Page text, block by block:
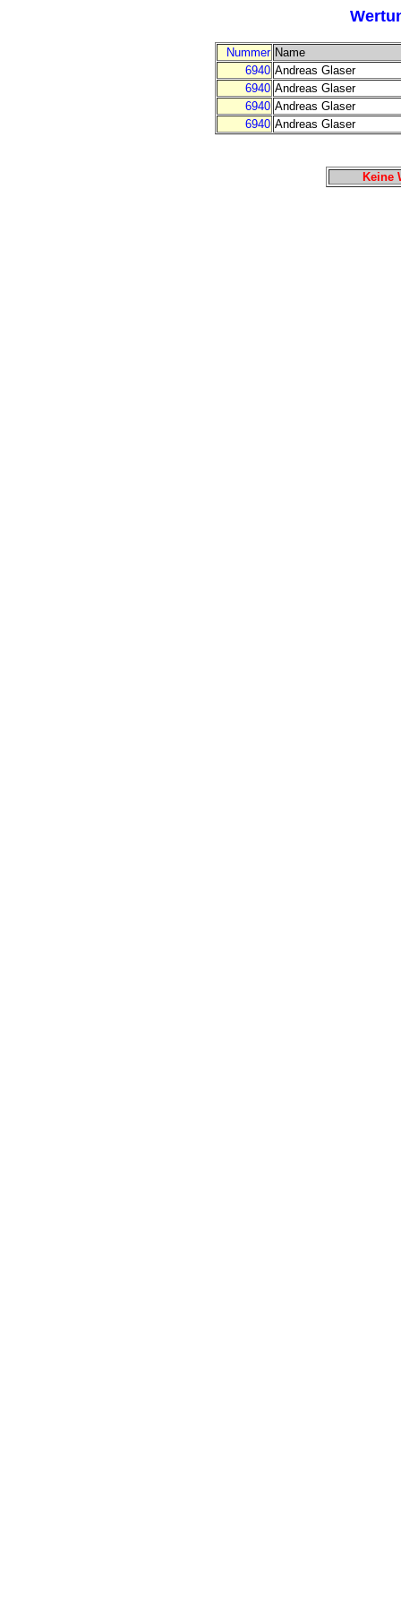
Nummer Name
6940 Andreas Glaser
6940 Andreas Glaser
6940 Andreas Glaser
6940 Andreas Glaser
Keine